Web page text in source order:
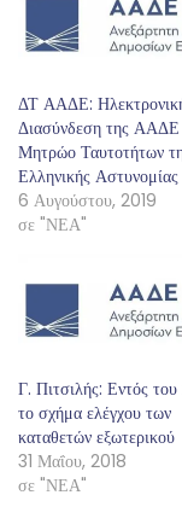
ΔΤ ΑΑΔΕ:
Διασύνδεση της
Μητρώο Ταυτοτήτων
Ελληνικής Αστυνομίας
6 Αυγούστου, 2019
σε "ΝΕΑ"
Γ. Πιτσιλής: Εντός
το σχήμα ελέγχου των
καταθετών εξωτερικού
31 Μαΐου, 2018
σε "ΝΕΑ"